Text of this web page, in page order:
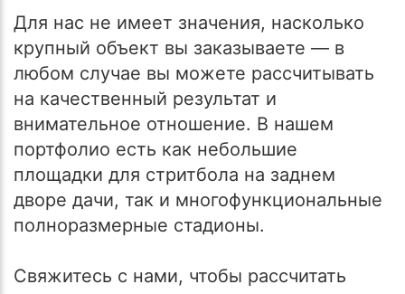
Для нас не имеет значения, насколько
крупный объект вы заказываете — в
любом случае вы можете рассчитывать
на качественный результат и
внимательное отношение. В нашем
портфолио есть как небольшие
площадки для стритбола на заднем
дворе дачи, так и многофункциональные
полноразмерные стадионы.
Свяжитесь с нами, чтобы рассчитать